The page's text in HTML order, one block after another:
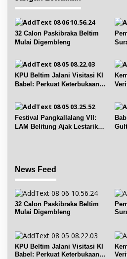
s
i
p
o
s
32 Calon Paskibraka Beltim
Mulai Digembleng
KPU Beltim Jalani Visitasi KI
Babel: Perkuat Keterbukaan
Festival Pangkallalang VII:
LAM Belitung Ajak Lestarikan
News Feed
32 Calon Paskibraka Beltim
Mulai Digembleng
KPU Beltim Jalani Visitasi KI
Babel: Perkuat Keterbukaan